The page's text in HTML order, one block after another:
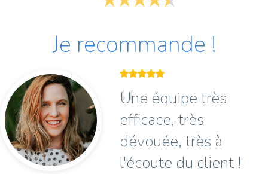
Je recommande !
Une équipe très
efficace, très
dévouée, très à
l'écoute du client !